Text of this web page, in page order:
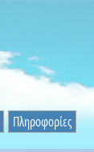
Πληροφορίες